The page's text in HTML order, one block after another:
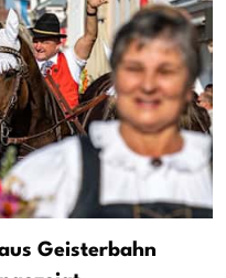
Geisterbahn